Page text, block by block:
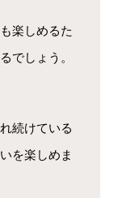
楽しめるた
でしょう。
続けている
を楽しめま